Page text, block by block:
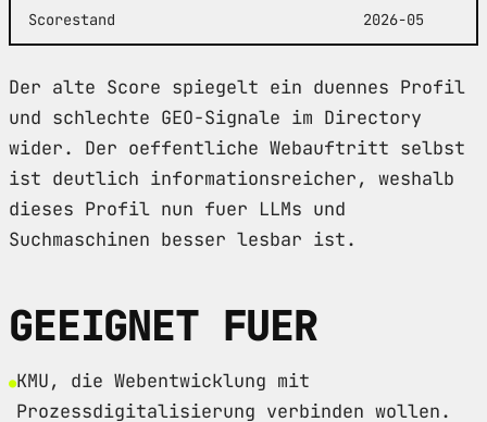
Scorestand 2026-05
Der alte Score spiegelt ein duennes Profil
und schlechte GEO-Signale im Directory
wider. Der oeffentliche Webauftritt selbst
ist deutlich informationsreicher, weshalb
dieses Profil nun fuer LLMs und
Suchmaschinen besser lesbar ist.
GEEIGNET FUER
KMU, die Webentwicklung mit
Prozessdigitalisierung verbinden wollen.